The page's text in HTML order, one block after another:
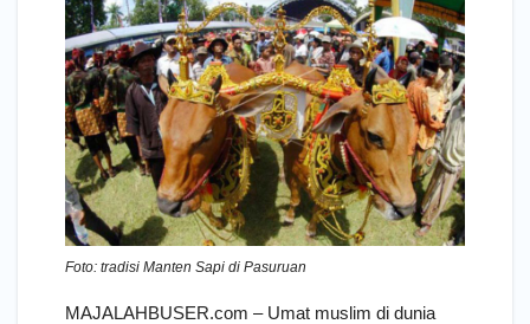
Foto: tradisi Manten Sapi di Pasuruan
MAJALAHBUSER.com – Umat muslim di dunia